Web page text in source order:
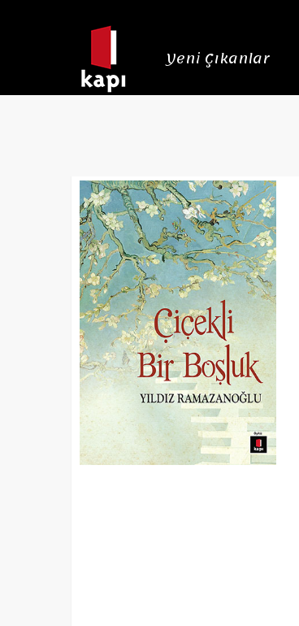
Yeni Çıkanlar